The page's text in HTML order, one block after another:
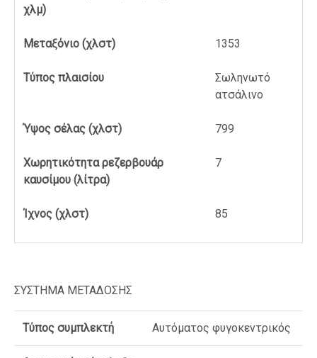
χλμ)
Μεταξόνιο (χλστ) 1353
Τύπος πλαισίου
Σωληνωτό
ατσάλινο
Ύψος σέλας (χλστ) 799
Χωρητικότητα ρεζερβουάρ
καυσίμου (λίτρα)
7
Ίχνος (χλστ) 85
ΣΥΣΤΗΜΑ ΜΕΤΑΔΟΣΗΣ
Τύπος συμπλεκτή Αυτόματος φυγοκεντρικός